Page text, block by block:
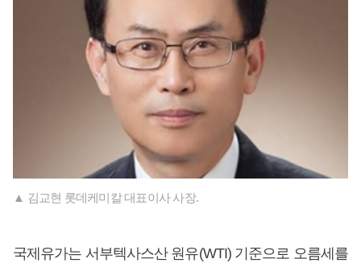
▲ 김교현 롯데케미칼 대표이사 사장.
국제유가는 서부텍사스산 원유(WTI) 기준으로 오름세를